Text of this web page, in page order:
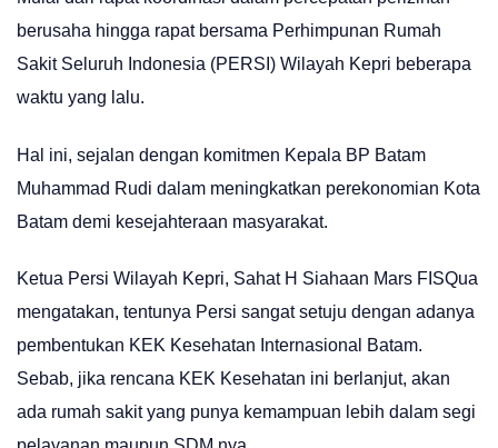
berusaha hingga rapat bersama Perhimpunan Rumah
Sakit Seluruh Indonesia (PERSI) Wilayah Kepri beberapa
waktu yang lalu.
Hal ini, sejalan dengan komitmen Kepala BP Batam
Muhammad Rudi dalam meningkatkan perekonomian Kota
Batam demi kesejahteraan masyarakat.
Ketua Persi Wilayah Kepri, Sahat H Siahaan Mars FISQua
mengatakan, tentunya Persi sangat setuju dengan adanya
pembentukan KEK Kesehatan Internasional Batam.
Sebab, jika rencana KEK Kesehatan ini berlanjut, akan
ada rumah sakit yang punya kemampuan lebih dalam segi